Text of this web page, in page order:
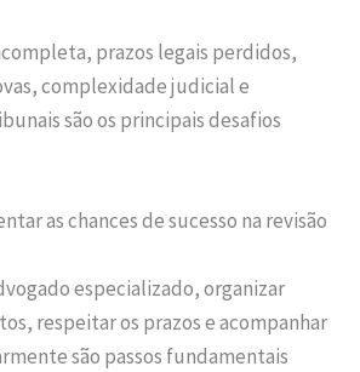
prazos legais perdidos,
complexidade judicial e
são os principais desafios
as chances de sucesso na revisão
especializado, organizar
respeitar os prazos e acompanhar
são passos fundamentais